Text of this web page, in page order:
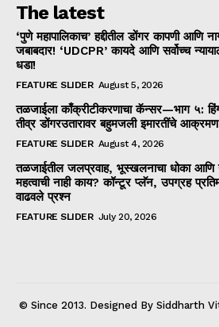
The latest
‘पुणे महापालिकाच’ हद्दीतील डोंगर कापणी आणि
जबाबदार! ‘UDCPR’ कायदे आणि सर्वोच्च
धडा!
FEATURE SLIDER August 5, 2026
तळजाईला काँक्रीटीकरणाचा कॅन्सर—भाग ५:
तीव्र डोंगरउतारावर बहुमजली इमारतींचे
FEATURE SLIDER August 4, 2026
तळजाईतील जलप्रवाह, भूस्खलनाचा धोका आणि
महत्वाची नाही काय? कॉन्टूर प्लॅन, उपग्रह
वाढवले प्रश्न
FEATURE SLIDER July 20, 2026
© Since 2013. Designed By Siddharth